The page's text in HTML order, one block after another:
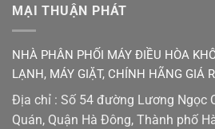
MẠI THUẬN PHÁT
NHÀ PHÂN PHỐI MÁY ĐIỀU HÒA
LẠNH, MÁY GIẶT, CHÍNH HÃNG GIÁ
Địa chỉ : Số 54 đường Lương Ngọc
Quán, Quận Hà Đông, Thành phố